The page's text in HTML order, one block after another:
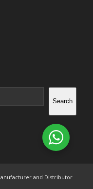
Search
and Distributor